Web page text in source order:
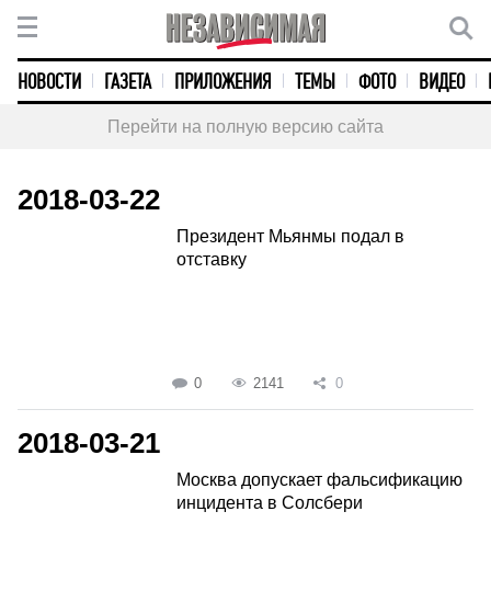
НОВОСТИ ГАЗЕТА ПРИЛОЖЕНИЯ ТЕМЫ ФОТО ВИДЕО
Перейти на полную версию сайта
2018-03-22
Президент Мьянмы подал в
отставку
0 2141 0
2018-03-21
Москва допускает фальсификацию
инцидента в Солсбери